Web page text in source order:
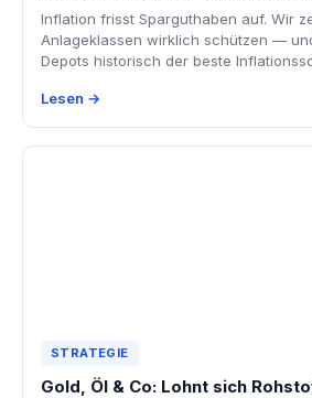
Inflation frisst Sparguthaben auf. Wir
Anlageklassen wirklich schützen —
Depots historisch der beste
Lesen →
STRATEGIE
Gold, Öl & Co: Lohnt sich